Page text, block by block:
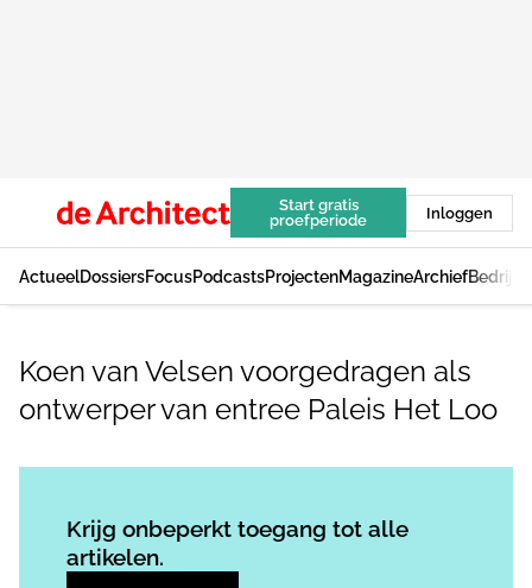
Start gratis
proefperiode
Inloggen
ActueelDossiersFocusPodcastsProjectenMagazineArchief
Koen van Velsen voorgedragen als
ontwerper van entree Paleis Het Loo
Krijg onbeperkt toegang tot alle
artikelen.